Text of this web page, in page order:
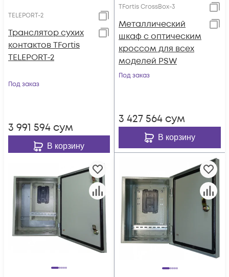
TELEPORT-2
Транслятор сухих
контактов TFortis
TELEPORT-2
Под заказ
3 991 594 сум
В корзину
TFortis CrossBox-3
Металлический
шкаф с оптическим
кроссом для всех
моделей PSW
Под заказ
3 427 564 сум
В корзину